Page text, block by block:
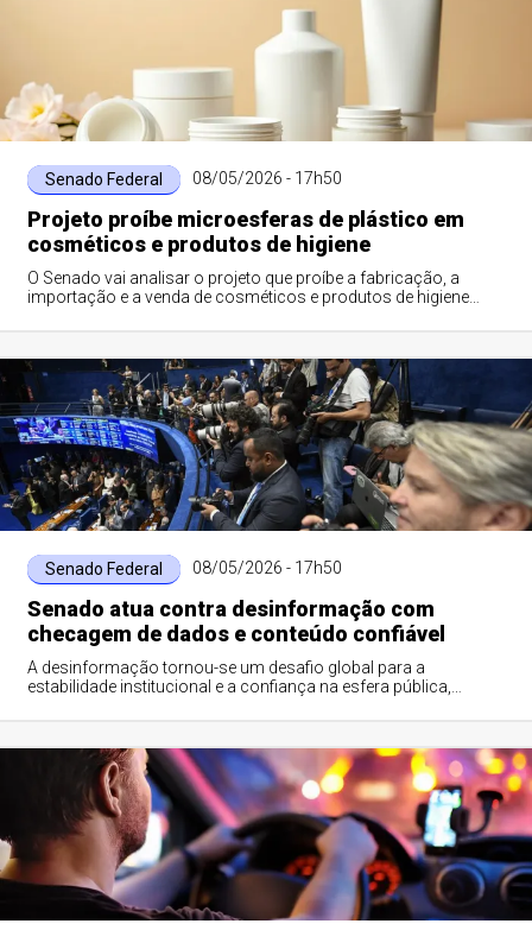
Senado Federal 08/05/2026 - 17h50
Projeto proíbe microesferas de plástico em
cosméticos e produtos de higiene
O Senado vai analisar o projeto que proíbe a fabricação, a
importação e a venda de cosméticos e produtos de higiene
Senado Federal 08/05/2026 - 17h50
Senado atua contra desinformação com
checagem de dados e conteúdo confiável
A desinformação tornou-se um desafio global para a
estabilidade institucional e a confiança na esfera pública,